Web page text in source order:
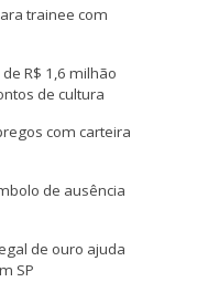
trainee com
R$ 1,6 milhão
de cultura
com carteira
de ausência
de ouro ajuda
SP